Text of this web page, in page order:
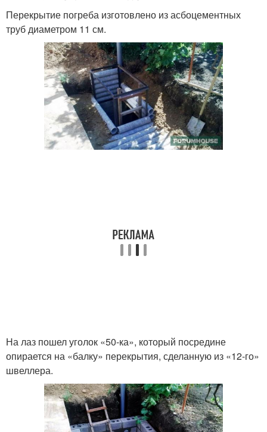
Перекрытие погреба изготовлено из асбоцементных
труб диаметром 11 см.
На лаз пошел уголок «50-ка», который посредине
опирается на «балку» перекрытия, сделанную из «12-го»
швеллера.